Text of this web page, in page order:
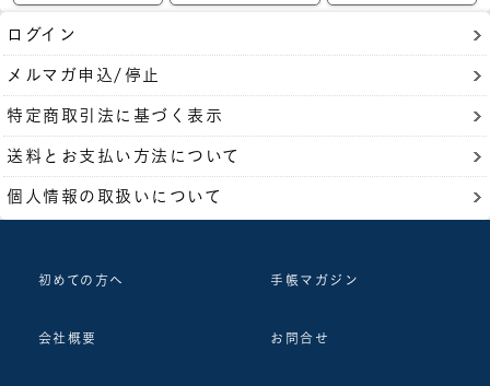
ログイン
メルマガ申込/停止
特定商取引法に基づく表示
送料とお支払い方法について
個人情報の取扱いについて
初めての方へ 手帳マガジン
会社概要 お問合せ